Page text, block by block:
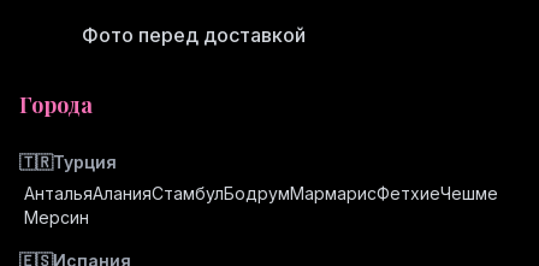
Фото перед доставкой
Города
🇹🇷Турция
АнтальяАланияСтамбулБодрумМармарисФетхиеЧешме
Мерсин
🇪🇸Испания